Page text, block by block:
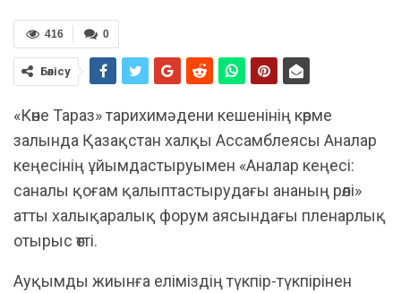
0
416
Бөлісу
«Көне Тараз» тарихимәдени кешенінің көрме
залында Қазақстан халқы Ассамблеясы Аналар
кеңесінің ұйымдастыруымен «Аналар кеңесі:
саналы қоғам қалыптастырудағы ананың рөлі»
атты халықаралық форум аясындағы пленарлық
отырыс өтті.
Ауқымды жиынға еліміздің түкпір-түкпірінен